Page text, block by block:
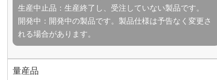
生産中止品：生産終了し、受注していない製品です。
開発中：開発中の製品です。製品仕様は予告なく変更さ
れる場合があります。
量産品